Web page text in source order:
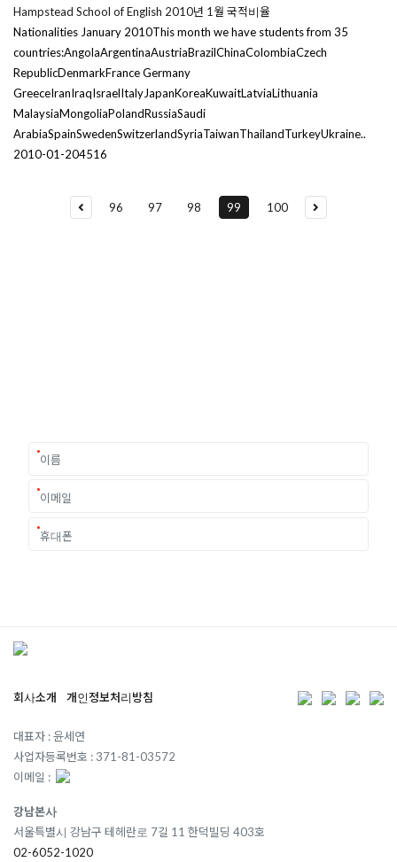
Hampstead School of English 2010년 1월 국적비율
Nationalities January 2010This month we have students from 35
countries:AngolaArgentinaAustriaBrazilChinaColombiaCzech
RepublicDenmarkFrance Germany
GreeceIranIraqIsraelItalyJapanKoreaKuwaitLatviaLithuania
MalaysiaMongoliaPolandRussiaSaudi
ArabiaSpainSwedenSwitzerlandSyriaTaiwanThailandTurkeyUkraine..
2010-01-204516
96 97 98 99 100
회사소개 개인정보처리방침
대표자 : 윤세연
사업자등록번호 : 371-81-03572
이메일 :
강남본사
서울특별시 강남구 테헤란로 7길 11 한덕빌딩 403호
02-6052-1020